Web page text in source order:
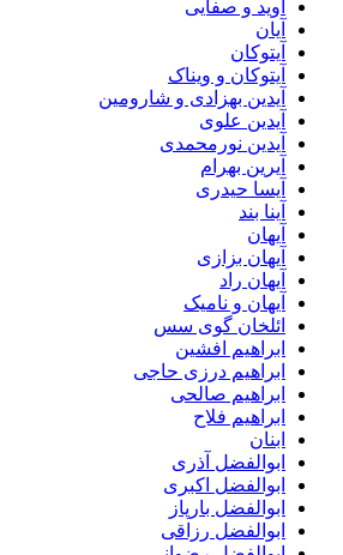
آوید و صفایی
آیان
آیتوکان
آیتوکان و ویناک
آیدین بهزادی و شارومین
آیدین علوی
آیدین نورمحمدی
آیرین بهرام
آیسا حیدری
آینا بند
آیهان
آیهان بزازی
آیهان راد
آیهان و نامیک
ائلخان گوی سس
ابراهیم افشین
ابراهیم درزی حاجی
ابراهیم صالحی
ابراهیم فلاح
ابنان
ابوالفضل آذری
ابوالفضل اکبری
ابوالفضل بارپاز
ابوالفضل رزاقی